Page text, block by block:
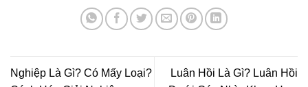
Nghiệp Là Gì? Có Mấy Loại?
Luân Hồi Là Gì? Luân Hồi